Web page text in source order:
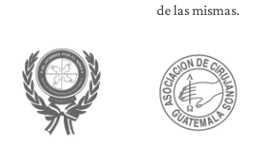
de las mismas.